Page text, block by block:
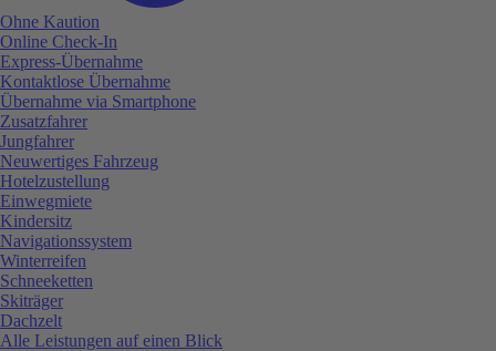
Ohne Kaution
Online Check-In
Express-Übernahme
Kontaktlose Übernahme
Übernahme via Smartphone
Zusatzfahrer
Jungfahrer
Neuwertiges Fahrzeug
Hotelzustellung
Einwegmiete
Kindersitz
Navigationssystem
Winterreifen
Schneeketten
Skiträger
Dachzelt
Alle Leistungen auf einen Blick